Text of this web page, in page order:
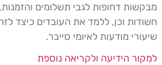
מבקשות דחופות לגבי תשלומים
שיעורי מודעות לאיומי סייבר.
למקור הידיעה ולקריאה נוספת